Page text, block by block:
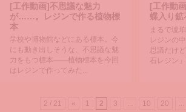
[工作動画]不思議な魅力
が……。レジンで作る植物標
本
学校や博物館などにある標本。今
にも動き出しそうな、不思議な魅
力をもつ標本――植物標本を今回
はレジンで作ってみた...
[工作動
蝶入り
まるで琥
レジンの
思議だけ
石レジン」
2 / 21 « 1 2 3 10 20